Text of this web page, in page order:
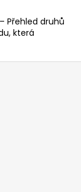
– Přehled druhů
která